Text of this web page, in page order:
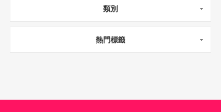
類別
熱門標籤